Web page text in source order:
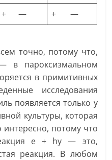
+ — + —
точно, потому что,
в пароксизмальном
в примитивных
исследования
появляется только у
культуры, которая
потому что
e + hy — это,
реакция. В любом